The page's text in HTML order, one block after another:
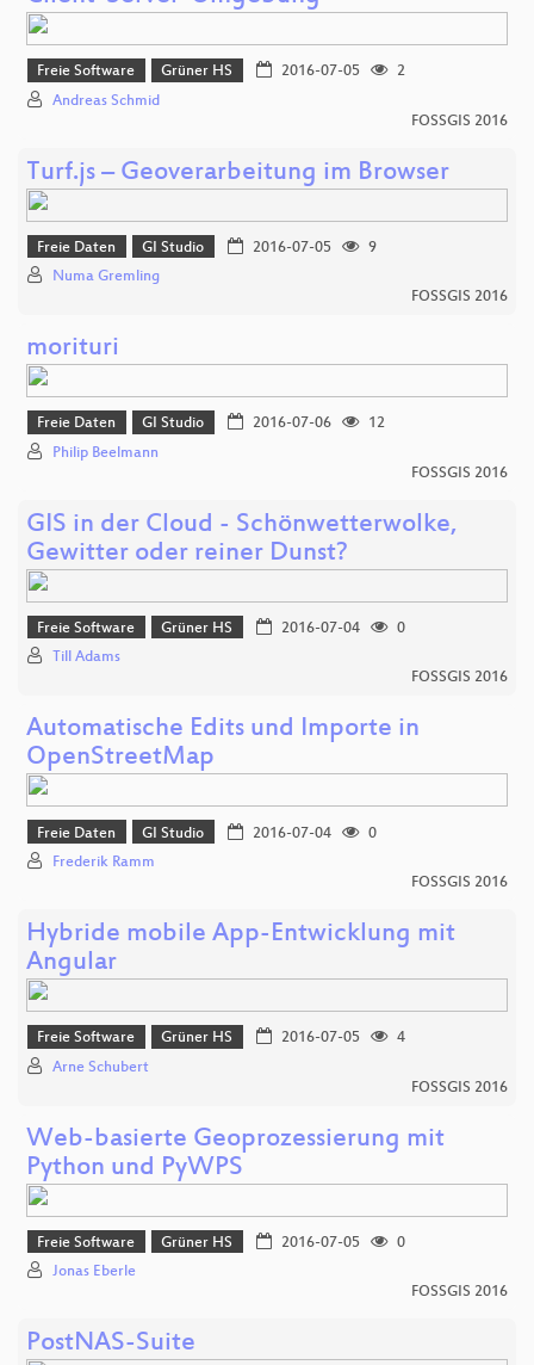
Freie Software Grüner HS 2016-07-05
2
Andreas Schmid
FOSSGIS 2016
Turf.js – Geoverarbeitung im Browser
Freie Daten GI Studio 2016-07-05
9
Numa Gremling
FOSSGIS 2016
morituri
Freie Daten GI Studio 2016-07-06
12
Philip Beelmann
FOSSGIS 2016
GIS in der Cloud - Schönwetterwolke,
Gewitter oder reiner Dunst?
Freie Software Grüner HS 2016-07-04
0
Till Adams
FOSSGIS 2016
Automatische Edits und Importe in
OpenStreetMap
Freie Daten GI Studio 2016-07-04
0
Frederik Ramm
FOSSGIS 2016
Hybride mobile App-Entwicklung mit
Angular
Freie Software Grüner HS 2016-07-05
4
Arne Schubert
FOSSGIS 2016
Web-basierte Geoprozessierung mit
Python und PyWPS
Freie Software Grüner HS 2016-07-05
0
Jonas Eberle
FOSSGIS 2016
PostNAS-Suite